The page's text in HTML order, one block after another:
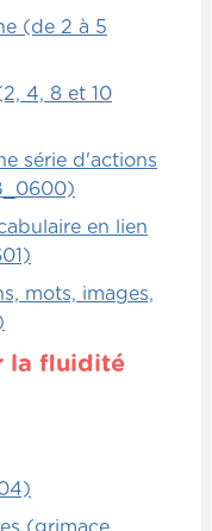
(de 2 à 5
4, 8 et 10
série d'actions
en lien
mots, images,
la fluidité
(grimace,